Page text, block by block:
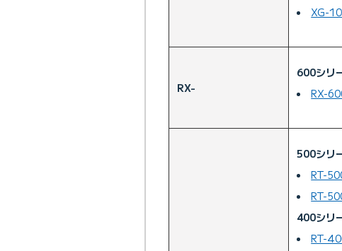
XG-
RX-
600シリ
RX-
500シリ
RT-
RT-
400シリ
RT-